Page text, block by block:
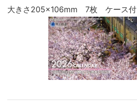
大きさ205×106mm 7枚 ケース付